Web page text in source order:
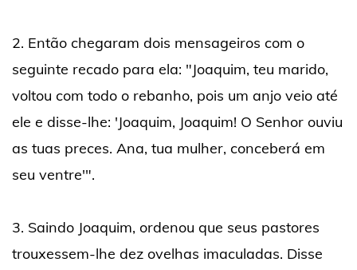
2. Então chegaram dois mensageiros com o
seguinte recado para ela: "Joaquim, teu marido,
voltou com todo o rebanho, pois um anjo veio até
ele e disse-lhe: 'Joaquim, Joaquim! O Senhor ouviu
as tuas preces. Ana, tua mulher, conceberá em
seu ventre'".
3. Saindo Joaquim, ordenou que seus pastores
trouxessem-lhe dez ovelhas imaculadas. Disse